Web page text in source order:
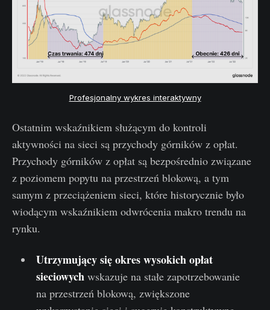
Profesjonalny wykres interaktywny
Ostatnim wskaźnikiem służącym do kontroli
aktywności na sieci są przychody górników z opłat.
Przychody górników z opłat są bezpośrednio związane
z poziomem popytu na przestrzeń blokową, a tym
samym z przeciążeniem sieci, które historycznie było
wiodącym wskaźnikiem odwrócenia makro trendu na
rynku.
Utrzymujący się okres wysokich opłat
sieciowychwskazuje na stałe zapotrzebowanie
na przestrzeń blokową, zwiększone